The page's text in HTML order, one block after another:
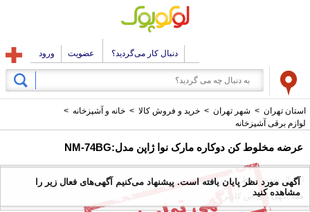
دنبال کار می‌گردید؟ عضویت ورود
استان تهران > شهر تهران > خرید و فروش کالا > خانه و آشپزخانه >
لوازم برقی آشپزخانه
عرضه مخلوط کن دوکاره مارک نوا ژاپن مدل:NM-74BG
ارسال شده توسط : نوین صنعت
همه آگهی های این کاربر
آگهی مورد نظر پایان یافته است. پیشنهاد می‌کنیم آگهی‌های فعال زیر را
مشاهده کنید